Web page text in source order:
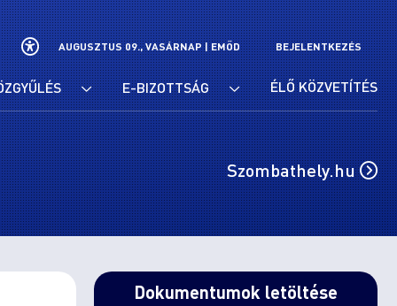
AUGUSZTUS 09., VASÁRNAP |EMŐD BEJELENTKEZÉS
E-BIZOTTSÁG ÉLŐ KÖZVETÍTÉS
Szombathely.hu
Dokumentumok letöltése